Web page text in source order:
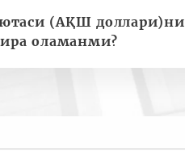
(АҚШ доллари)ни
оламанми?